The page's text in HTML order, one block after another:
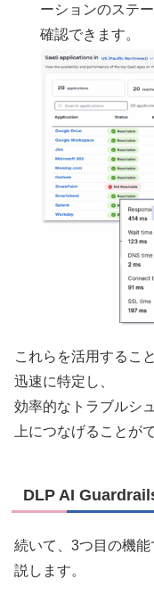
ーションのステ
確認できます。
これらを活用するこ
迅速に特定し、
効率的なトラブルシ
上につなげることが
DLP AI
続いて、3つ目の機
説します。